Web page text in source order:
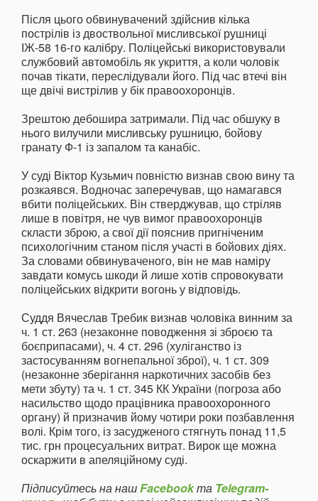
Після цього обвинувачений здійснив кілька
пострілів із двоствольної мисливської рушниці
ІЖ-58 16-го калібру. Поліцейські використовували
службовий автомобіль як укриття, а коли чоловік
почав тікати, переслідували його. Під час втечі він
ще двічі вистрілив у бік правоохоронців.
Зрештою дебошира затримали. Під час обшуку в
нього вилучили мисливську рушницю, бойову
гранату Ф-1 із запалом та канабіс.
У суді Віктор Кузьмич повністю визнав свою вину та
розкаявся. Водночас заперечував, що намагався
вбити поліцейських. Він стверджував, що стріляв
лише в повітря, не чув вимог правоохоронців
скласти зброю, а свої дії пояснив пригніченим
психологічним станом після участі в бойових діях.
За словами обвинуваченого, він не мав наміру
завдати комусь шкоди й лише хотів спровокувати
поліцейських відкрити вогонь у відповідь.
Суддя Вячеслав Требик визнав чоловіка винним за
ч. 1 ст. 263 (незаконне поводження зі зброєю та
боєприпасами), ч. 4 ст. 296 (хуліганство із
застосуванням вогнепальної зброї), ч. 1 ст. 309
(незаконне зберігання наркотичних засобів без
мети збуту) та ч. 1 ст. 345 КК України (погроза або
насильство щодо працівника правоохоронного
органу) й призначив йому чотири роки позбавлення
волі. Крім того, із засудженого стягнуть понад 11,5
тис. грн процесуальних витрат. Вирок ще можна
оскаржити в апеляційному суді.
Підписуйтесь на нашFacebookта Telegram-